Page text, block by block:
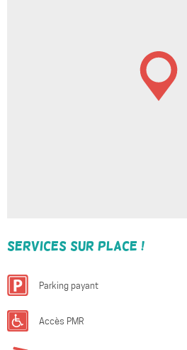
Services sur place !
Parking payant
Accès PMR